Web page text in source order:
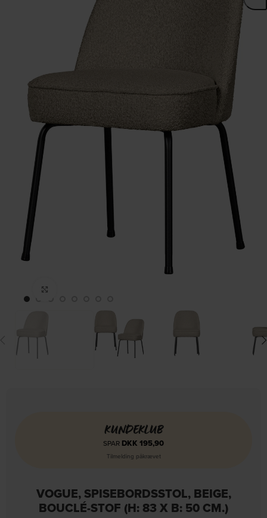
KUNDEKLUB
SPAR DKK 195,90
Tilmelding påkrævet
VOGUE, SPISEBORDSSTOL, BEIGE,
BOUCLÉ-STOF (H: 83 X B: 50 CM.)